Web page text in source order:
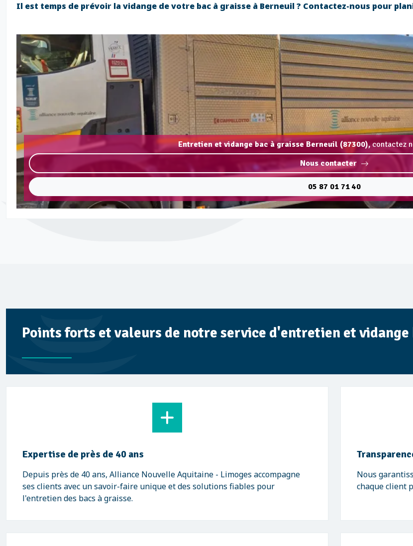
Il est temps de prévoir la vidange de votre bac à graisse à Berneuil ? Contactez-nous pour
Entretien et vidange bac à graisse Berneuil (87300),contactez
Nous contacter
05 87 01 71 40
Points forts et valeurs de notre service d'entretien et vidange
Expertise de près de 40 ans
Depuis près de 40 ans, Alliance Nouvelle Aquitaine - Limoges accompagne
ses clients avec un savoir-faire unique et des solutions fiables pour
l'entretien des bacs à graisse.
Nous
chaque client